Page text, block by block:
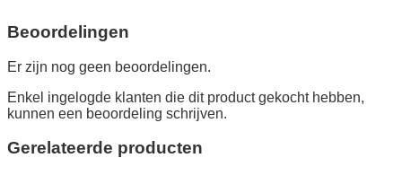
Beoordelingen
Er zijn nog geen beoordelingen.
Enkel ingelogde klanten die dit product gekocht hebben,
kunnen een beoordeling schrijven.
Gerelateerde producten